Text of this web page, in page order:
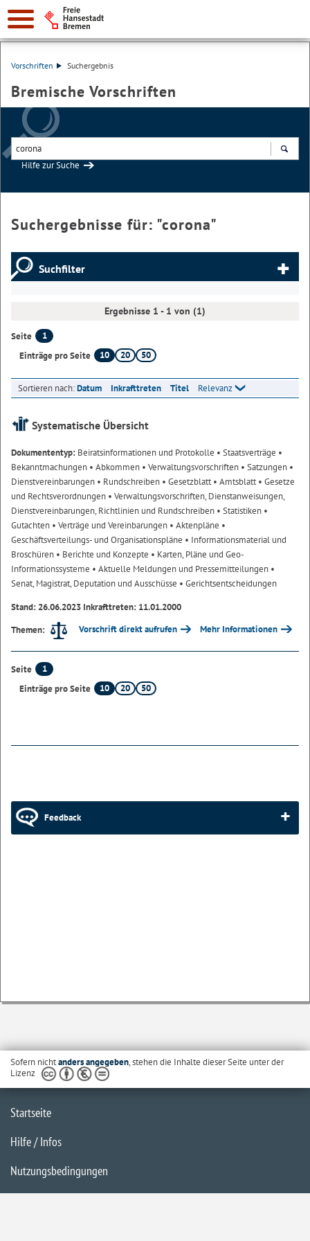
Vorschriften Suchergebnis
Bremische Vorschriften
Hilfe zur Suche
Suchergebnisse für: "corona"
Suchfilter
Ergebnisse 1 - 1 von (1)
Seite
1
Einträge pro Seite
10 20 50
Sortieren nach:Datum Inkrafttreten Titel Relevanz
Systematische Übersicht
Dokumententyp: Beiratsinformationen und Protokolle • Staatsverträge •
Bekanntmachungen • Abkommen • Verwaltungsvorschriften • Satzungen •
Dienstvereinbarungen • Rundschreiben • Gesetzblatt• Amtsblatt• Gesetze
und Rechtsverordnungen • Verwaltungsvorschriften, Dienstanweisungen,
Dienstvereinbarungen, Richtlinien und Rundschreiben • Statistiken •
Gutachten • Verträge und Vereinbarungen • Aktenpläne •
Geschäftsverteilungs- und Organisationspläne • Informationsmaterial und
Broschüren • Berichte und Konzepte • Karten, Pläne und Geo-
Informationssysteme • Aktuelle Meldungen und Pressemitteilungen •
Senat, Magistrat, Deputation und Ausschüsse • Gerichtsentscheidungen
Stand: 26.06.2023 Inkrafttreten: 11.01.2000
Themen:
Vorschrift direkt aufrufen Mehr Informationen
Seite
1
Einträge pro Seite
10 20 50
Feedback
Sofern nichtanders angegeben, stehen die Inhalte dieser Seite unter der
Lizenz
Startseite
Hilfe / Infos
Nutzungsbedingungen